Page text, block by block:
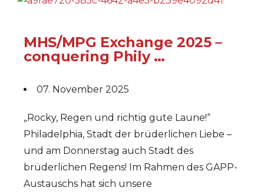
MHS/MPG Exchange 2025 –
conquering Phily …
07. November 2025
„Rocky, Regen und richtig gute Laune!“
Philadelphia, Stadt der brüderlichen Liebe –
und am Donnerstag auch Stadt des
brüderlichen Regens! Im Rahmen des GAPP-
Austauschs hat sich unsere